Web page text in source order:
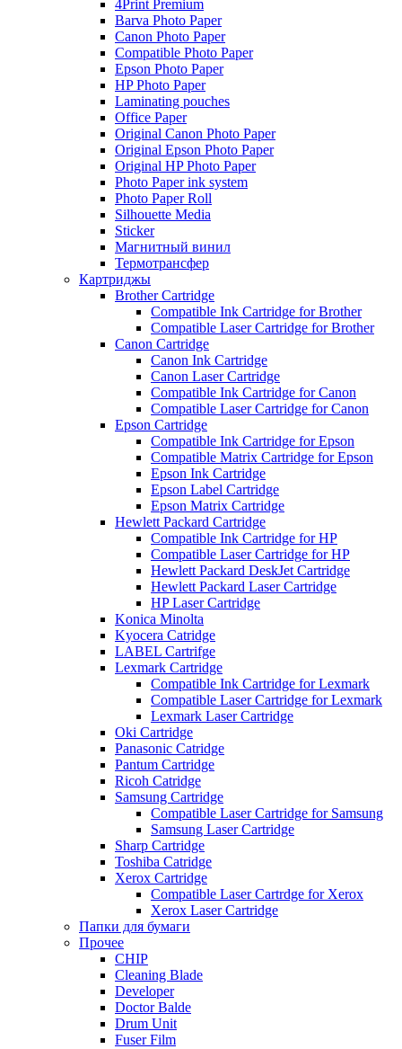
4Print Premium
Barva Photo Paper
Canon Photo Paper
Compatible Photo Paper
Epson Photo Paper
HP Photo Paper
Laminating pouches
Office Paper
Original Canon Photo Paper
Original Epson Photo Paper
Original HP Photo Paper
Photo Paper ink system
Photo Paper Roll
Silhouette Media
Sticker
Магнитный винил
Термотрансфер
Картриджы
Brother Cartridge
Compatible Ink Cartridge for Brother
Compatible Laser Cartridge for Brother
Canon Cartridge
Canon Ink Cartridge
Canon Laser Cartridge
Compatible Ink Cartridge for Canon
Compatible Laser Cartridge for Canon
Epson Cartridge
Compatible Ink Cartridge for Epson
Compatible Matrix Cartridge for Epson
Epson Ink Cartridge
Epson Label Cartridge
Epson Matrix Cartridge
Hewlett Packard Cartridge
Compatible Ink Cartridge for HP
Compatible Laser Cartridge for HP
Hewlett Packard DeskJet Cartridge
Hewlett Packard Laser Cartridge
HP Laser Cartridge
Konica Minolta
Kyocera Catridge
LABEL Cartrifge
Lexmark Cartridge
Compatible Ink Cartridge for Lexmark
Compatible Laser Cartridge for Lexmark
Lexmark Laser Cartridge
Oki Cartridge
Panasonic Catridge
Pantum Cartridge
Ricoh Catridge
Samsung Cartridge
Compatible Laser Cartridge for Samsung
Samsung Laser Cartridge
Sharp Cartridge
Toshiba Catridge
Xerox Cartridge
Compatible Laser Cartrdge for Xerox
Xerox Laser Cartridge
Папки для бумаги
Прочее
CHIP
Cleaning Blade
Developer
Doctor Balde
Drum Unit
Fuser Film